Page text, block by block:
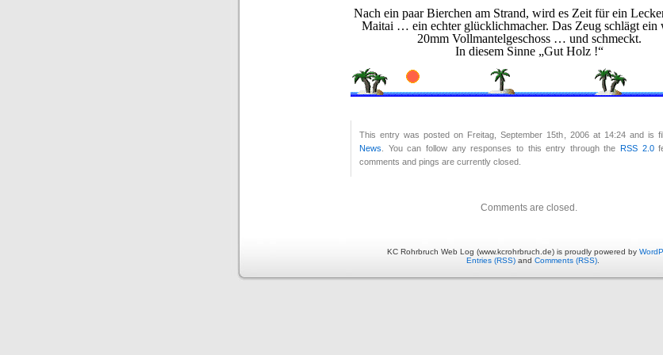
Nach ein paar Bierchen am Strand, wird es Zeit für ein
Maitai … ein echter glücklichmacher. Das Zeug schlägt ein
20mm Vollmantelgeschoss … und schmeckt.
In diesem Sinne „Gut Holz !“
This entry was posted on Freitag, September 15th, 2006 at 14:24 and is
News . You can follow any responses to this entry through theRSS 2.0
comments and pings are currently closed.
Comments are closed.
KC Rohrbruch Web Log (www.kcrohrbruch.de) is proudly powered by
Entries (RSS) and Comments (RSS)